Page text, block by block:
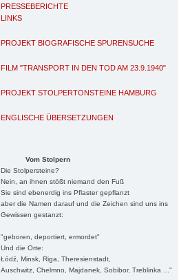
PRESSEBERICHTE
LINKS
PROJEKT BIOGRAFISCHE SPURENSUCHE
FILM "TRANSPORT IN DEN TOD AM 23.9.1940"
PROJEKT STOLPERTONSTEINE HAMBURG
ENGLISCHE ÜBERSETZUNGEN
Vom Stolpern
Die Stolpersteine?
Nein, an ihnen stößt niemand den Fuß
Sie sind ebenerdig ins Pflaster gepflanzt
aber die Namen darauf und die Zeichen sind uns ins
Gewissen gestanzt:
"geboren, deportiert, ermordet"
Und die Orte:
Łódź, Minsk, Riga, Theresienstadt,
Auschwitz, Chelmno, Majdanek, Sobibor, Treblinka ..."